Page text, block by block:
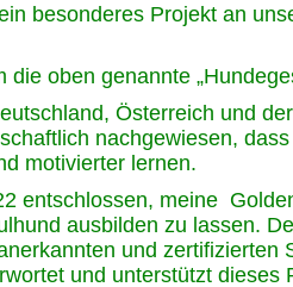
besonderes Projekt an
die oben genannte
Österreich und
nachgewiesen,
motivierter lernen.
entschlossen, meine
ausbilden zu lassen.
und zertifizierten
und unterstützt dieses